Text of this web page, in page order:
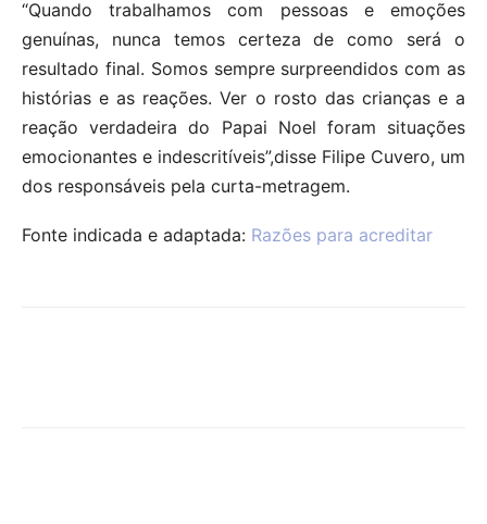
“Quando trabalhamos com pessoas e emoções
genuínas, nunca temos certeza de como será o
resultado final. Somos sempre surpreendidos com as
histórias e as reações. Ver o rosto das crianças e a
reação verdadeira do Papai Noel foram situações
emocionantes e indescritíveis”,disse Filipe Cuvero, um
dos responsáveis pela curta-metragem.
Fonte indicada e adaptada: Razões para acreditar